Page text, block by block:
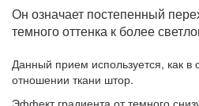
Он означает постепенный
темного оттенка к более
Данный прием используется, как в
отношении ткани штор.